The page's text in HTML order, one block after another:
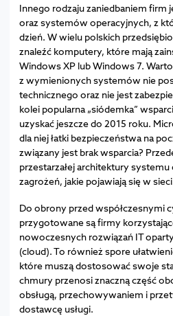
Innego rodzaju zaniedbaniem firm
oraz systemów operacyjnych, z
dzień. W wielu polskich
znaleźć komputery, które mają
Windows XP lub Windows 7.
z wymienionych systemów nie
technicznego oraz nie jest
kolei popularna „siódemka”
uzyskać jeszcze do 2015 roku.
dla niej łatki bezpieczeństwa na
związany jest brak wsparcia?
przestarzałej architektury
zagrożeń, jakie pojawiają się w
Do obrony przed współczesnymi
przygotowane są firmy
nowoczesnych rozwiązań IT
(cloud). To również spore
które muszą dostosować swoje
chmury przenosi znaczną część
obsługą, przechowywaniem i
dostawcę usługi.